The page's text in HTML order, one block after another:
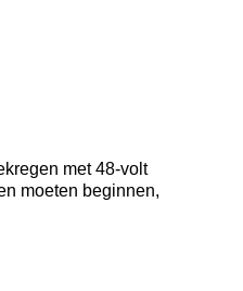
met 48-volt
moeten beginnen,